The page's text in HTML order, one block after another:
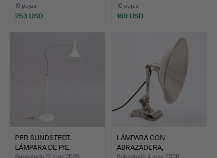
19 pujas
253 USD
10 pujas
169 USD
PER SUNDSTEDT.
LÁMPARA DE PIE,
LÁMPARA CON
ABRAZADERA,